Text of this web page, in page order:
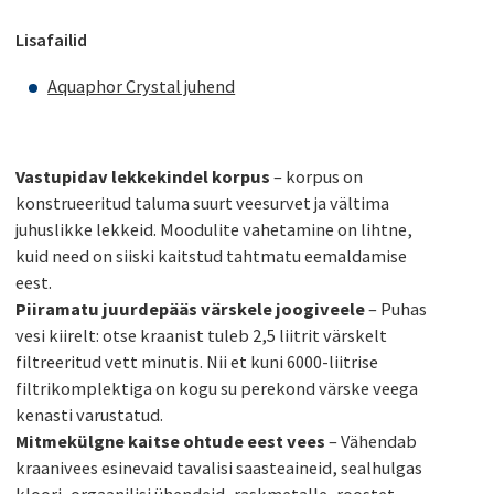
Lisafailid
Aquaphor Crystal juhend
Vastupidav lekkekindel korpus– korpus on
konstrueeritud taluma suurt veesurvet ja vältima
juhuslikke lekkeid. Moodulite vahetamine on lihtne,
kuid need on siiski kaitstud tahtmatu eemaldamise
eest.
Piiramatu juurdepääs värskele joogiveele– Puhas
vesi kiirelt: otse kraanist tuleb 2,5 liitrit värskelt
filtreeritud vett minutis. Nii et kuni 6000-liitrise
filtrikomplektiga on kogu su perekond värske veega
kenasti varustatud.
Mitmekülgne kaitse ohtude eest vees – Vähendab
kraanivees esinevaid tavalisi saasteaineid, sealhulgas